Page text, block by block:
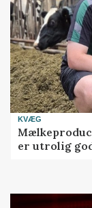
KVÆG
er utrolig